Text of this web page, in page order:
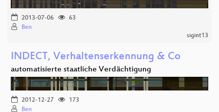
2013-07-06
63
Ben
sigint13
INDECT, Verhaltenserkennung & Co
automatisierte staatliche Verdächtigung
2012-12-27
173
Ben